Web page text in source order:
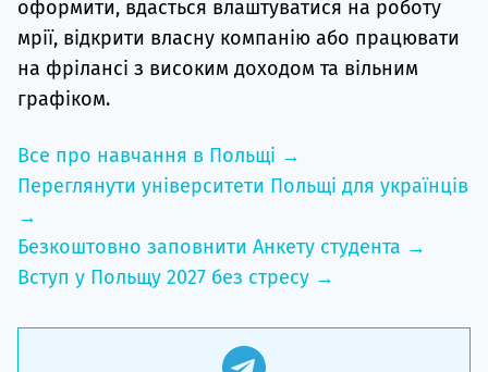
оформити, вдасться влаштуватися на роботу
мрії, відкрити власну компанію або працювати
на фрілансі з високим доходом та вільним
графіком.
Все про навчання в Польщі →
Переглянути університети Польщі для українців
→
Безкоштовно заповнити Анкету студента →
Вступ у Польщу 2027 без стресу →